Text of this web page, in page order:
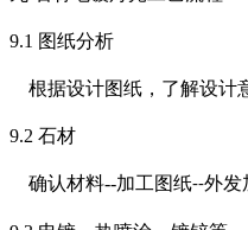
9.1 图纸分析
根据设计图纸，了解设计
9.2 石材
确认材料--加工图纸--外发